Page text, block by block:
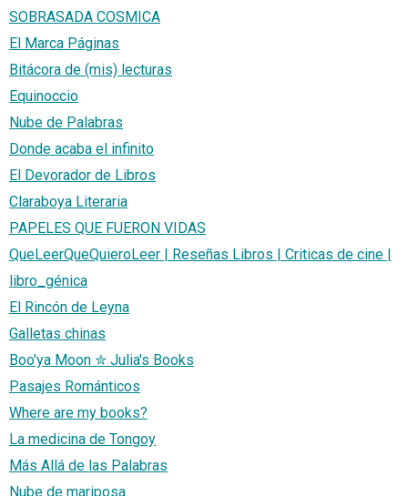
SOBRASADA COSMICA
El Marca Páginas
Bitácora de (mis) lecturas
Equinoccio
Nube de Palabras
Donde acaba el infinito
El Devorador de Libros
Claraboya Literaria
PAPELES QUE FUERON VIDAS
QueLeerQueQuieroLeer | Reseñas Libros | Criticas de cine |
libro_génica
El Rincón de Leyna
Galletas chinas
Boo'ya Moon ✮ Julia's Books
Pasajes Románticos
Where are my books?
La medicina de Tongoy
Más Allá de las Palabras
Nube de mariposa